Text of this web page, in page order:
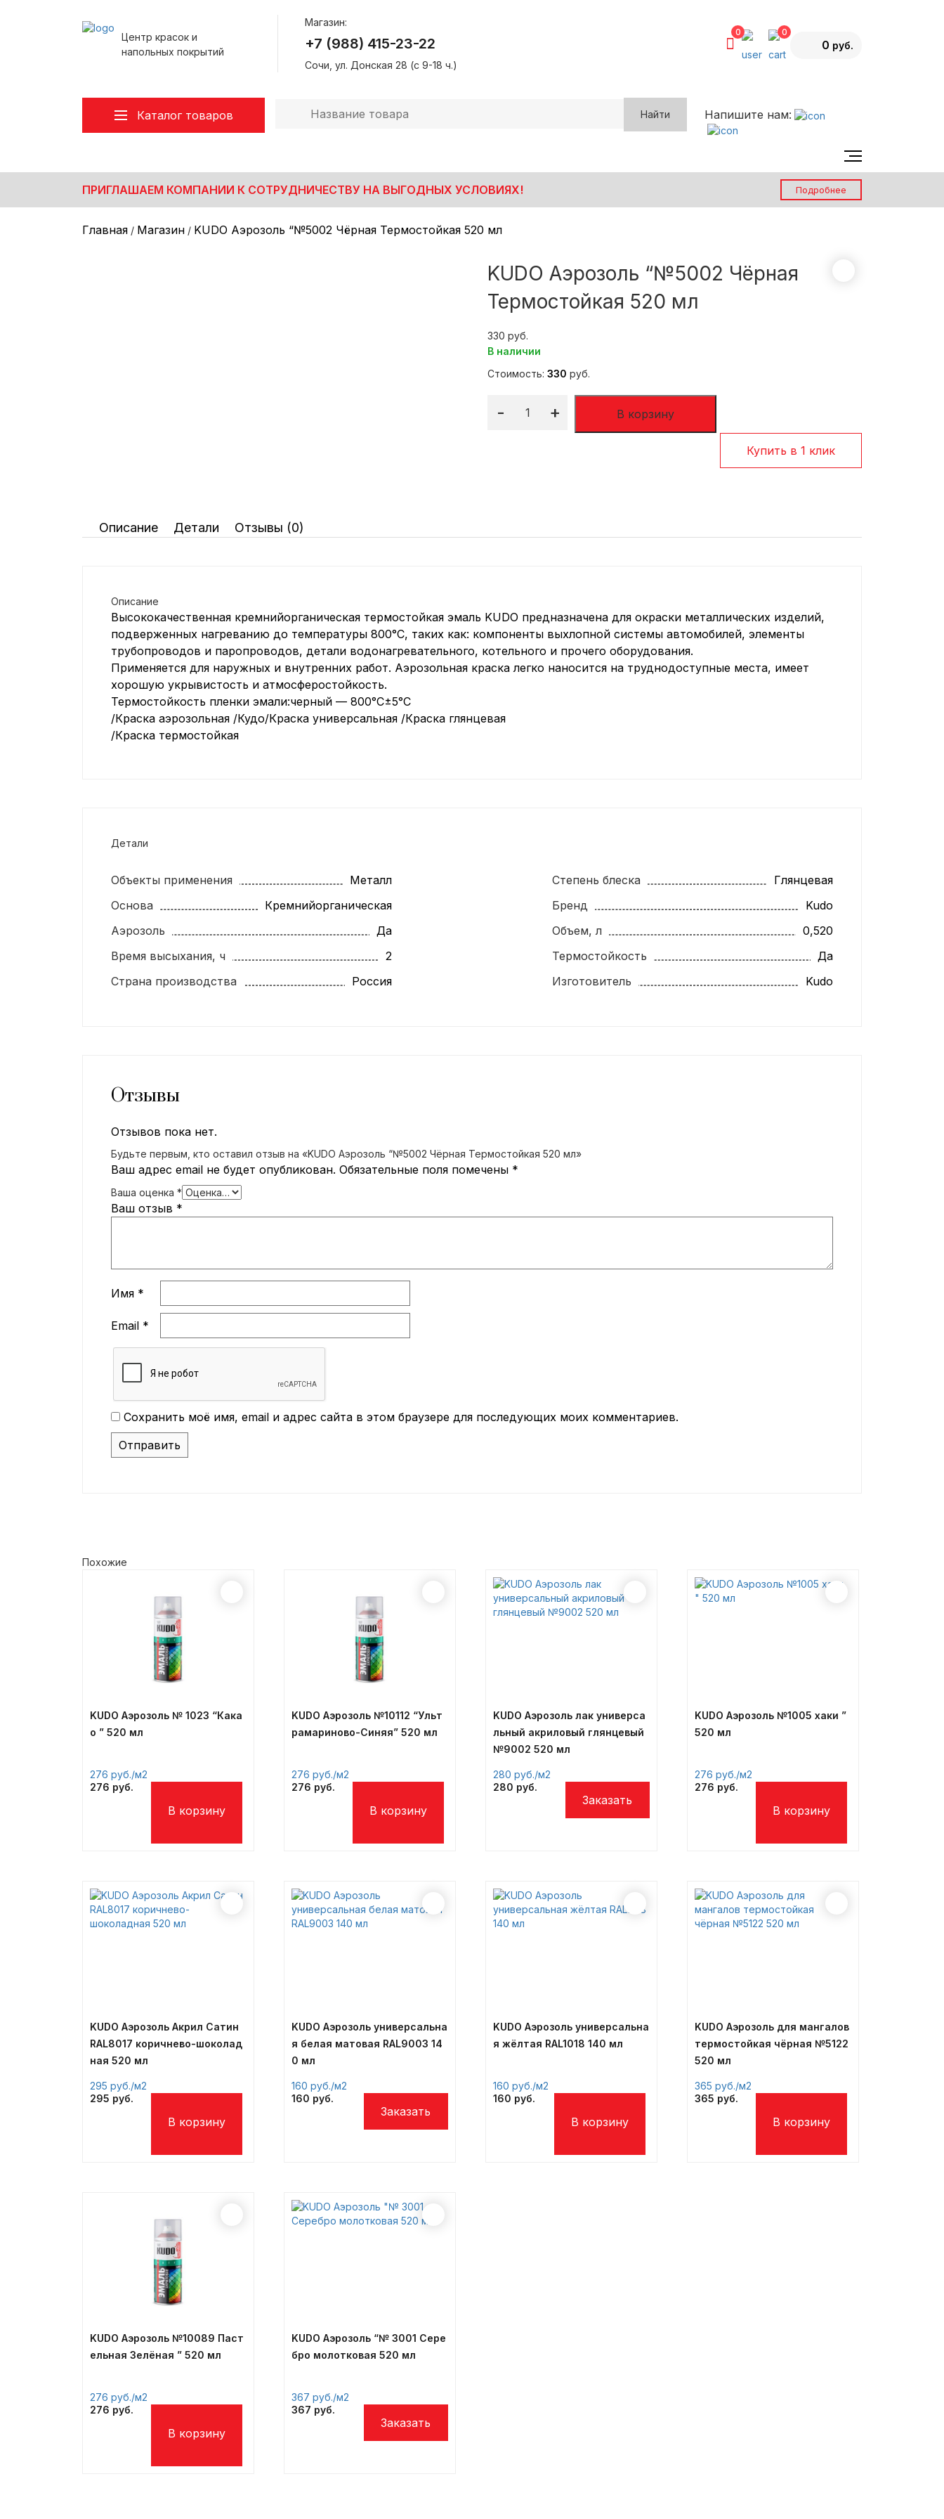
Центр красок и
напольных покрытий
Магазин:
+7 (988) 415-23-22
Сочи, ул. Донская 28 (с 9-18 ч.)
0
0
0
Каталог товаров
Лакокрасочные материалы
Малярный инструмент
Напольные покрытия
Найти Напишите нам:
Каталог эффектов
О компании
Возврат товара
Блог
ПРИГЛАШАЕМ КОМПАНИИ К СОТРУДНИЧЕСТВУ НА ВЫГОДНЫХ УСЛОВИЯХ! Подробнее
Главная / Магазин / KUDO Аэрозоль “№5002 Чёрная Термостойкая 520 мл
KUDO Аэрозоль “№5002 Чёрная
Термостойкая 520 мл
330
В наличии
Стоимость:330 руб.
+
- В корзину
Купить в 1 клик
Описание Детали Отзывы (0)
Описание
Высококачественная кремнийорганическая термостойкая эмаль KUDO предназначена для окраски металлических изделий,
подверженных нагреванию до температуры 800°C, таких как: компоненты выхлопной системы автомобилей, элементы
трубопроводов и паропроводов, детали водонагревательного, котельного и прочего оборудования.
Применяется для наружных и внутренних работ. Аэрозольная краска легко наносится на труднодоступные места, имеет
хорошую укрывистость и атмосферостойкость.
Термостойкость пленки эмали:черный — 800°С±5°С
/Краска аэрозольная /Кудо/Краска универсальная /Краска глянцевая
/Краска термостойкая
Детали
Объекты применения Металл Степень блеска
Глянцевая
Основа
Кремнийорганическая Бренд
Kudo
Аэрозоль
Да Объем, л
0,520
Время высыхания, ч
2 Термостойкость
Да
Страна производства
Россия Изготовитель Kudo
Отзывы
Отзывов пока нет.
Будьте первым, кто оставил отзыв на «KUDO Аэрозоль “№5002 Чёрная Термостойкая 520 мл»
Ваш адрес email не будет опубликован. Обязательные поля помечены *
Ваша оценка *
Ваш отзыв *
Имя *
Email *
Сохранить моё имя, email и адрес сайта в этом браузере для последующих моих комментариев.
Похожие
KUDO Аэрозоль № 1023 “Кака
о ” 520 мл
276
276 /м2
KUDO Аэрозоль №10112 “Ульт
рамариново-Синяя” 520 мл
276
276 /м2
KUDO Аэрозоль лак универса
льный акриловый глянцевый
№9002 520 мл
280
280 /м2
KUDO Аэрозоль №1005 хаки ”
520 мл
276
276 /м2
KUDO Аэрозоль Акрил Сатин
RAL8017 коричнево-шоколад
ная 520 мл
295
295 /м2
KUDO Аэрозоль универсальна
я белая матовая RAL9003 14
0 мл
160
160 /м2
KUDO Аэрозоль универсальна
я жёлтая RAL1018 140 мл
160
160 /м2
KUDO Аэрозоль для мангалов
термостойкая чёрная №5122
520 мл
365
365 /м2
KUDO Аэрозоль №10089 Паст
ельная Зелёная ” 520 мл
276
276 /м2
KUDO Аэрозоль “№ 3001 Сере
бро молотковая 520 мл
367
367 /м2